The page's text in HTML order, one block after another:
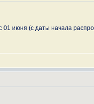
01 июня (с даты начала